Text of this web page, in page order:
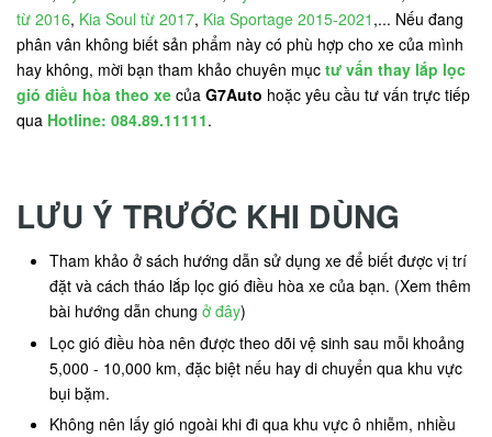
từ 2016, Kia Soul từ 2017, Kia Sportage 2015-2021 ,... Nếu đang
phân vân không biết sản phẩm này có phù hợp cho xe của mình
hay không, mời bạn tham khảo chuyên mục tư vấn thay lắp lọc
gió điều hòa theo xe của G7Auto hoặc yêu cầu tư vấn trực tiếp
qua Hotline: 084.89.11111.
LƯU Ý TRƯỚC KHI DÙNG
Tham khảo ở sách hướng dẫn sử dụng xe để biết được vị trí
đặt và cách tháo lắp lọc gió điều hòa xe của bạn. (Xem thêm
bài hướng dẫn chung ở đây)
Lọc gió điều hòa nên được theo dõi vệ sinh sau mỗi khoảng
5,000 - 10,000 km, đặc biệt nếu hay di chuyển qua khu vực
bụi bặm.
Không nên lấy gió ngoài khi đi qua khu vực ô nhiễm, nhiều